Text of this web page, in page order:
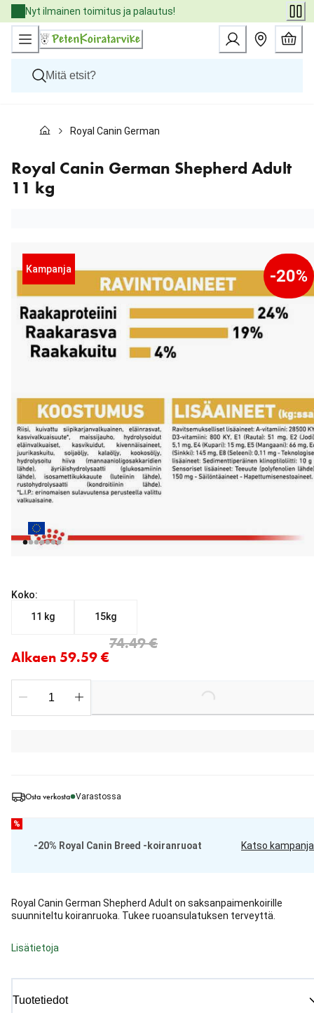
Skip
to
Content
Nyt ilmainen toimitus ja palautus!
Kissat
Eläinlääkäriruoat
Tuotemerkit
Uutuudet
Royal Canin German Shepherd Adult 11 kg
Royal Canin German Shepherd Adult
11 kg
Kampanja -20%
Osta verkosta Varastossa
%
-20% Royal Canin Breed -koiranruoat Katso kampanja
Royal Canin German Shepherd Adult on saksanpaimenkoirille
suunniteltu koiranruoka. Tukee ruoansulatuksen terveyttä.
Lisätietoja
Tuotetiedot
Koko:
11 kg
15kg
Alkaen 59.59 €
Nykyinen hinta alkaen 59.59 €
74.49 €
alkuperäinen hinta 74.49 €
Loading...